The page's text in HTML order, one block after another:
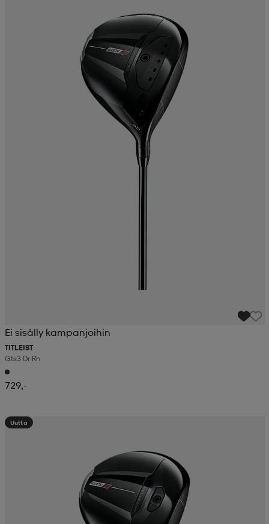
Ei sisälly kampanjoihin
TITLEIST
Gts3 Dr Rh
729,-
Uutta